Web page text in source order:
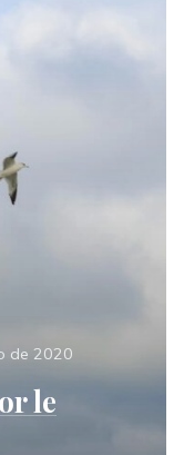
de 2020
le